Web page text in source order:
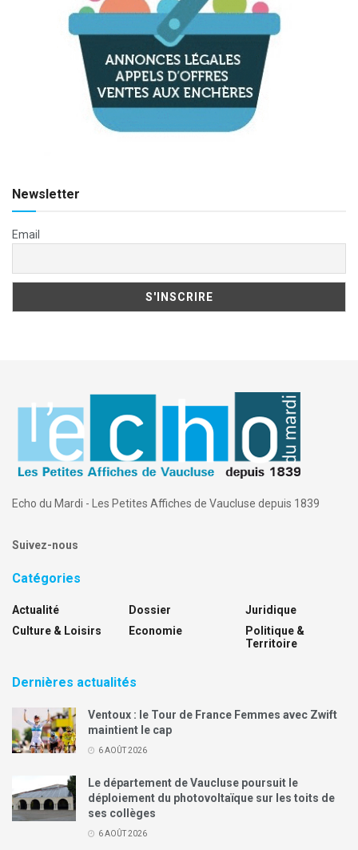
Newsletter
Email
Echo du Mardi - Les Petites Affiches de Vaucluse depuis 1839
Suivez-nous
Catégories
Actualité
Culture & Loisirs
Dossier
Economie
Juridique
Politique &
Territoire
Dernières actualités
Ventoux : le Tour de France Femmes avec Zwift
maintient le cap
6 AOÛT 2026
Le département de Vaucluse poursuit le
déploiement du photovoltaïque sur les toits de
ses collèges
6 AOÛT 2026